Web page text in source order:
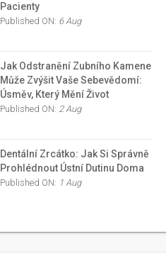
Pacienty
Published ON: 6 Aug
Jak Odstranění Zubního Kamene
Může Zvýšit Vaše Sebevědomí:
Úsměv, Který Mění Život
Published ON: 2 Aug
Dentální Zrcátko: Jak Si Správně
Prohlédnout Ústní Dutinu Doma
Published ON: 1 Aug